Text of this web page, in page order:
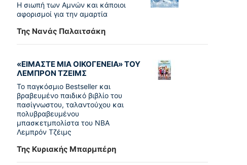
Η σιωπή των Αμνών και κάποιοι
αφορισμοί για την αμαρτία
Της Νανάς Παλαιτσάκη
«ΕΙΜΑΣΤΕ ΜΙΑ ΟΙΚΟΓΕΝΕΙΑ» ΤΟΥ
ΛΕΜΠΡΟΝ ΤΖΕΙΜΣ
To παγκόσµιο Bestseller και
βραβευµένο παιδικό βιβλίο του
πασίγνωστου, ταλαντούχου και
πολυβραβευµένου
µπασκετµπολίστα του NBA
Λεµπρόν Τζέιμς
Της Κυριακής Μπαρμπέρη